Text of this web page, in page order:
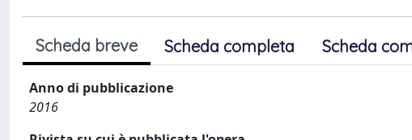
Scheda breve Scheda completa Scheda
Anno di pubblicazione
2016